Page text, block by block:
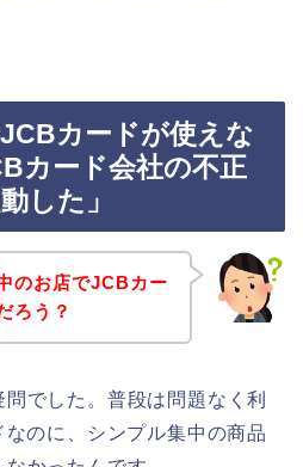
カードが使えな
カード会社の不正
した」
のお店でJCBカー
ろう？
でした。普段は問題なく利
のに、シンプル集中の商品